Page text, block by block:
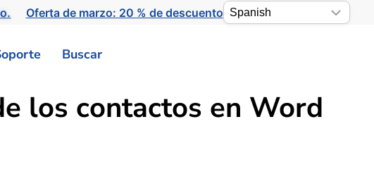
Oferta de marzo: 20 % de descuento
Buscar
los contactos en Word